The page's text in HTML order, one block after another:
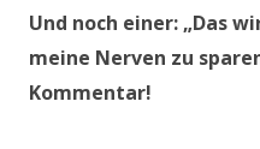
Und noch einer: „Das
meine Nerven zu
Kommentar!